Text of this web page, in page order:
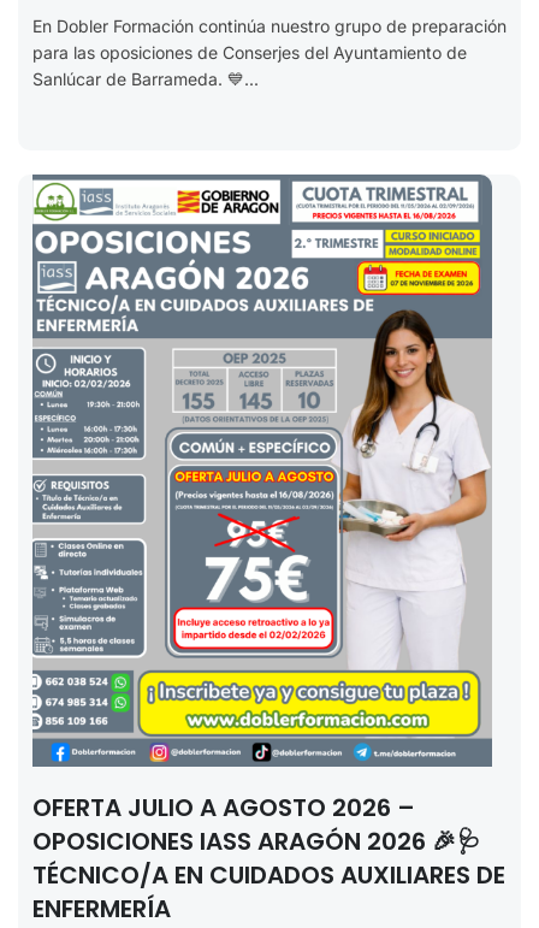
En Dobler Formación continúa nuestro grupo de preparación
para las oposiciones de Conserjes del Ayuntamiento de
Sanlúcar de Barrameda. 💙...
OFERTA JULIO A AGOSTO 2026 –
OPOSICIONES IASS ARAGÓN 2026 🎉🩺
TÉCNICO/A EN CUIDADOS AUXILIARES DE
ENFERMERÍA